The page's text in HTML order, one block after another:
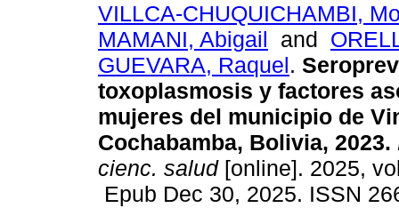
VILLCA-CHUQUICHAMBI,
MAMANI, Abigail and
GUEVARA, Raquel.
toxoplasmosis y factores
mujeres del municipio de
Cochabamba, Bolivia, 2023.
cienc. salud[online]. 2025,
Epub Dec 30, 2025. ISSN